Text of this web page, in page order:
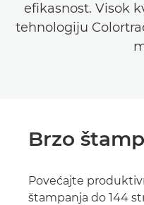
efikasnost. Visok
tehnologiju
Brzo
Povećajte
štampanja do 144